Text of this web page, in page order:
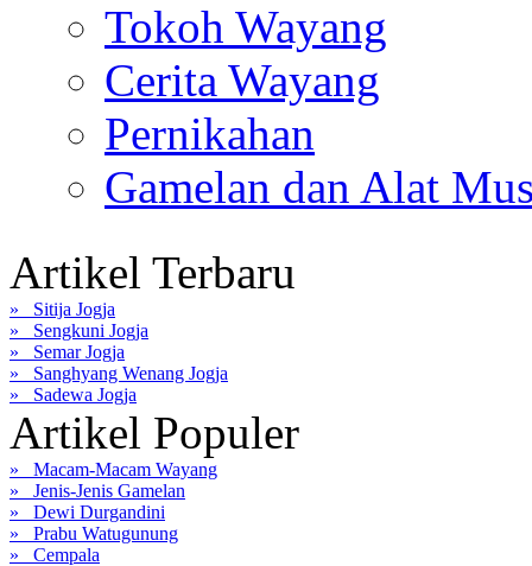
Tokoh Wayang
Cerita Wayang
Pernikahan
Gamelan dan Alat
Artikel Terbaru
» Sitija Jogja
» Sengkuni Jogja
» Semar Jogja
» Sanghyang Wenang Jogja
» Sadewa Jogja
Artikel Populer
» Macam-Macam Wayang
» Jenis-Jenis Gamelan
» Dewi Durgandini
» Prabu Watugunung
» Cempala